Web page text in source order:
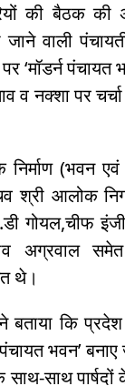
की बैठक की
जाने वाली
‘मॉडर्न पंचायत
व नक्शा पर
(भवन
श्री आलोक
गोयल,चीफ
अग्रवाल
थे।
ने बताया कि
भवन’
साथ